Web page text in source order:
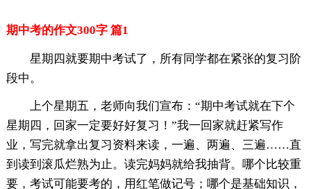
期中考的作文300字 篇1
星期四就要期中考试了，所有同学都在紧张的复习阶
段中。
上个星期五，老师向我们宣布：“期中考试就在下个
星期四，回家一定要好好复习！”我一回家就赶紧写作
业，写完就拿出复习资料来读，一遍、两遍、三遍……直
到读到滚瓜烂熟为止。读完妈妈就给我抽背。哪个比较重
要，考试可能要考的，用红笔做记号；哪个是基础知识，